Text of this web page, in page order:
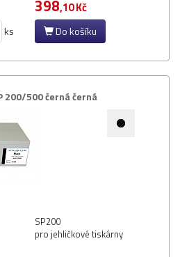
398,10 Kč
ks Do košíku
200/​500 černá černá
SP200
pro jehličkové tiskárny